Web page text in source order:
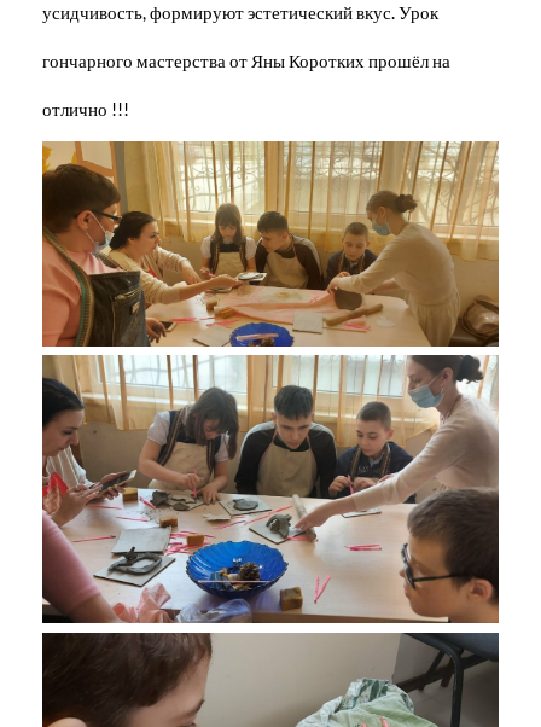
усидчивость, формируют эстетический вкус. Урок
гончарного мастерства от Яны Коротких прошёл на
отлично !!!